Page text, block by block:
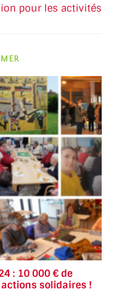
pour les activités
: 10 000 € de
solidaires !